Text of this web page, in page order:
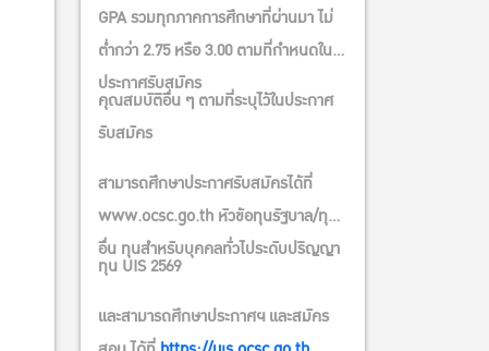
GPA รวมทุกภาคการศึกษาที่ผ่านมา ไม่
ต่ำกว่า 2.75 หรือ 3.00 ตามที่กำหนดใน
ประกาศรับสมัคร
คุณสมบัติอื่น ๆ ตามที่ระบุไว้ในประกาศ
รับสมัคร
สามารถศึกษาประกาศรับสมัครได้ที่
www.ocsc.go.th หัวข้อทุนรัฐบาล/ทุน
อื่น ทุนสำหรับบุคคลทั่วไประดับปริญญา
ทุน UIS 2569
และสามารถศึกษาประกาศฯ และสมัคร